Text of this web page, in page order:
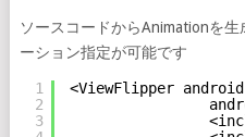
ソースコードからAnimationを
ーション指定が可能です
1
2
3
<ViewFlipper